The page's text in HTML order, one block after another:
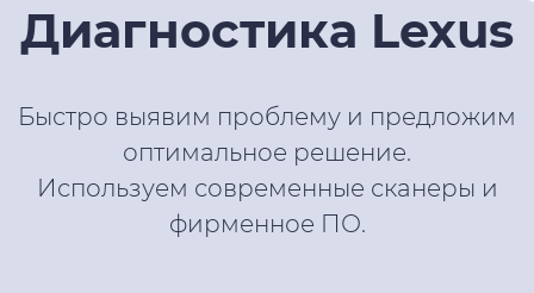
Диагностика Lexus
Быстро выявим проблему и предложим
оптимальное решение.
Используем современные сканеры и
фирменное ПО.